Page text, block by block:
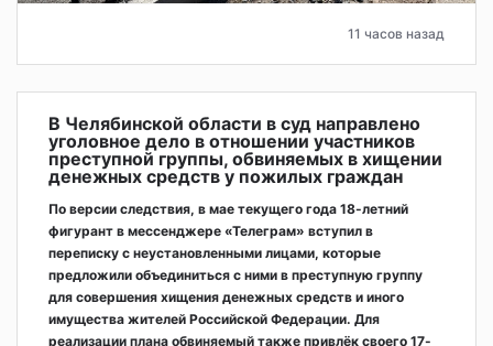
11 часов назад
В Челябинской области в суд направлено
уголовное дело в отношении участников
преступной группы, обвиняемых в хищении
денежных средств у пожилых граждан
По версии следствия, в мае текущего года 18-летний
фигурант в мессенджере «Телеграм» вступил в
переписку с неустановленными лицами, которые
предложили объединиться с ними в преступную группу
для совершения хищения денежных средств и иного
имущества жителей Российской Федерации. Для
реализации плана обвиняемый также привлёк своего 17-